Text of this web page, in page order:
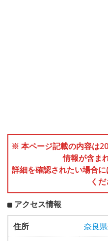
※ 本ページ記載の内容は
情報が含ま
詳細を確認されたい場合
くだ
アクセス情報
住所 奈良県